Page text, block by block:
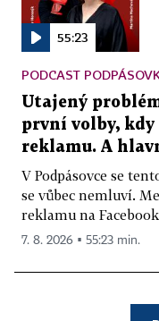
55:23
PODCAST
Utajený
první volby,
reklamu. A
V Podpásovce se
se vůbec nemluví.
reklamu na
7. 8. 2026 ▪ 55:23 min.